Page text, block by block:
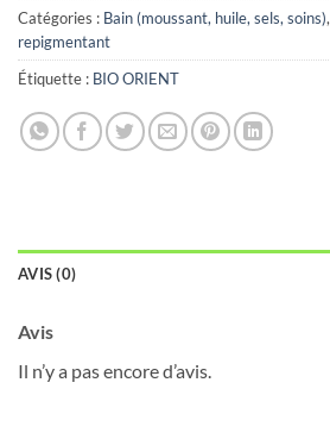
Catégories : Bain (moussant, huile, sels, soins),
repigmentant
Étiquette : BIO ORIENT
AVIS (0)
Avis
Il n’y a pas encore d’avis.